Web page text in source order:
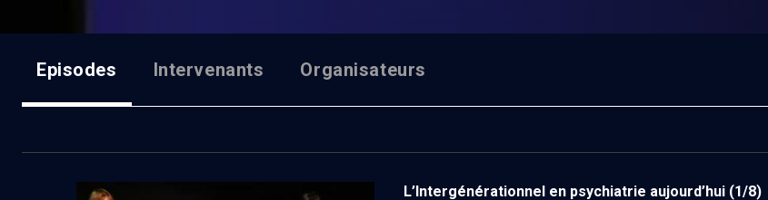
Episodes Intervenants Organisateurs
L’Intergénérationnel en psychiatrie aujourd’hui (1/8)